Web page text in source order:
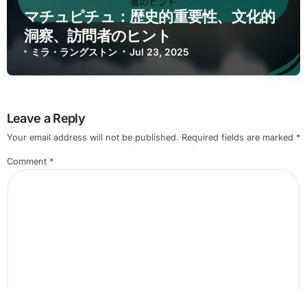
マチュピチュ：歴史的重要性、文化的
洞察、訪問者のヒント
ミラ・ラングストン Jul 23, 2025
Leave a Reply
Your email address will not be published. Required fields are marked *
Comment *